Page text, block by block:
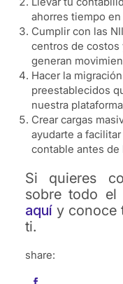
ahorres tiempo
Cumplir con las
centros de
generan
Hacer la
preestablecidos
nuestra
Crear cargas
ayudarte a
contable antes de
Si quieres
sobre todo el
aquí y conoce
ti.
share: